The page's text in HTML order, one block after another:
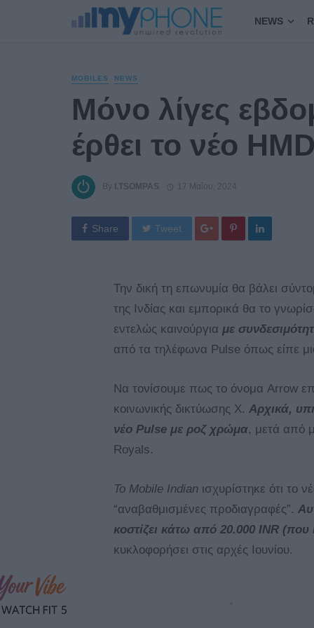
NEWS
MOBILES NEWS
Μόνο λίγες
έρθει το νέο
By I.TSOMPAS 17 Μαΐου, 2024
Share Tweet
Την δική τη επωνυμία θα βάλει
της Ινδίας και εμπορικά θα το
εντελώς καινούργια με
από τα τηλέφωνα Pulse όπως είπε
Να τονίσουμε πως το όνομα Arrow
κοινωνικής δικτύωσης X. Αρχικά,
νέο Pulse με ροζ χρώμα, μετά από
Royals.
Το Mobile Indian ισχυρίστηκε ότι το
“αναβαθμισμένες προδιαγραφές”.
κοστίζει κάτω από 20.000 INR
κυκλοφορήσει στις αρχές Ιουνίου.